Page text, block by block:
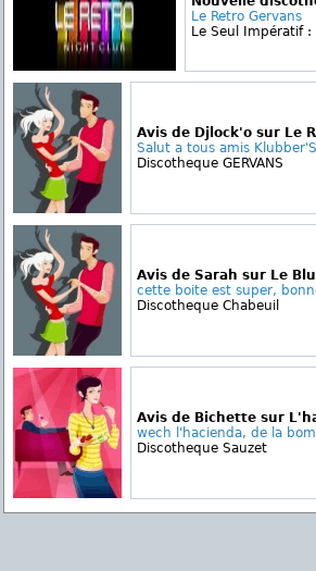
Le Retro Gervans
Le Seul Impératif
Avis de Djlock'o sur Le
Salut a tous amis
Discotheque GERVANS
Avis de Sarah sur Le
cette boite est super,
Discotheque Chabeuil
Avis de Bichette sur
wech l'hacienda, de la
Discotheque Sauzet